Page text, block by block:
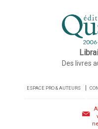
Des livres
ESPACE PRO & AUTEURS